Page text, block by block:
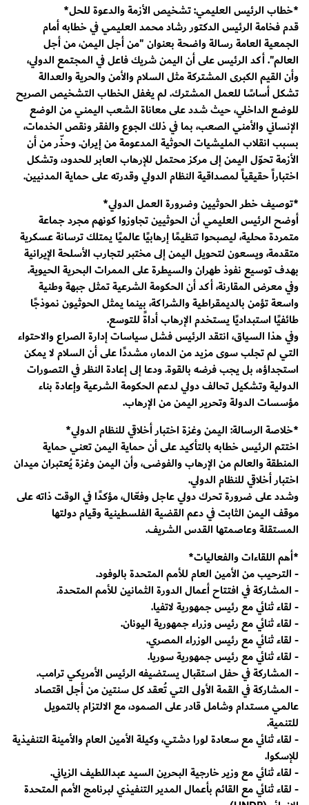
*خطاب الرئيس العليمي: تشخيص الأزمة والدعوة للحل*
قدم فخامة الرئيس الدكتور رشاد محمد العليمي في خطابه أمام
الجمعية العامة رسالة واضحة بعنوان "من أجل اليمن، من أجل
العالم". أكد الرئيس على أن اليمن شريك فاعل في المجتمع الدولي،
وأن القيم الكبرى المشتركة مثل السلام والأمن والحرية والعدالة
تشكل أساسًا للعمل المشترك. لم يغفل الخطاب التشخيص الصريح
للوضع الداخلي، حيث شدد على معاناة الشعب اليمني من الوضع
الإنساني والأمني الصعب، بما في ذلك الجوع والفقر ونقص الخدمات،
بسبب انقلاب المليشيات الحوثية المدعومة من إيران. وحذّر من أن
الأزمة تحوّل اليمن إلى مركز محتمل للإرهاب العابر للحدود، وتشكل
اختباراً حقيقياً لمصداقية النظام الدولي وقدرته على حماية المدنيين.
*توصيف خطر الحوثيين وضرورة العمل الدولي*
أوضح الرئيس العليمي أن الحوثيين تجاوزوا كونهم مجرد جماعة
متمردة محلية، ليصبحوا تنظيمًا إرهابيًا عالميًا يمتلك ترسانة عسكرية
متقدمة، ويسعون لتحويل اليمن إلى مختبر لتجارب الأسلحة الإيرانية
بهدف توسيع نفوذ طهران والسيطرة على الممرات البحرية الحيوية.
وفي معرض المقارنة، أكد أن الحكومة الشرعية تمثل جبهة وطنية
واسعة تؤمن بالديمقراطية والشراكة، بينما يمثل الحوثيون نموذجًا
طائفيًا استبداديًا يستخدم الإرهاب أداةً للتوسع.
وفي هذا السياق، انتقد الرئيس فشل سياسات إدارة الصراع والاحتواء
التي لم تجلب سوى مزيد من الدمار، مشددًا على أن السلام لا يمكن
استجداؤه، بل يجب فرضه بالقوة. ودعا إلى إعادة النظر في التصورات
الدولية وتشكيل تحالف دولي لدعم الحكومة الشرعية وإعادة بناء
مؤسسات الدولة وتحرير اليمن من الإرهاب.
*خلاصة الرسالة: اليمن وغزة اختبار أخلاقي للنظام الدولي*
اختتم الرئيس خطابه بالتأكيد على أن حماية اليمن تعني حماية
المنطقة والعالم من الإرهاب والفوضى، وأن اليمن وغزة يُعتبران ميدان
اختبار أخلاقي للنظام الدولي.
وشدد على ضرورة تحرك دولي عاجل وفعّال، مؤكدًا في الوقت ذاته على
موقف اليمن الثابت في دعم القضية الفلسطينية وقيام دولتها
المستقلة وعاصمتها القدس الشريف.
*أهم اللقاءات والفعاليات*
- الترحيب من الأمين العام للأمم المتحدة بالوفود.
- المشاركة في افتتاح أعمال الدورة الثمانين للأمم المتحدة.
- لقاء ثنائي مع رئيس جمهورية لاتفيا.
- لقاء ثنائي مع رئيس وزراء جمهورية اليونان.
- لقاء ثنائي مع رئيس الوزراء المصري.
- لقاء ثنائي مع رئيس جمهورية سوريا.
- المشاركة في حفل استقبال يستضيفه الرئيس الأمريكي ترامب.
- المشاركة في القمة الأولى التي تُعقد كل سنتين من أجل اقتصاد
عالمي مستدام وشامل قادر على الصمود، مع الالتزام بالتمويل
للتنمية.
- لقاء ثنائي مع سعادة لورا دشتي، وكيلة الأمين العام والأمينة التنفيذية
للإسكوا.
- لقاء ثنائي مع وزير خارجية البحرين السيد عبداللطيف الزياني.
- لقاء ثنائي مع القائم بأعمال المدير التنفيذي لبرنامج الأمم المتحدة